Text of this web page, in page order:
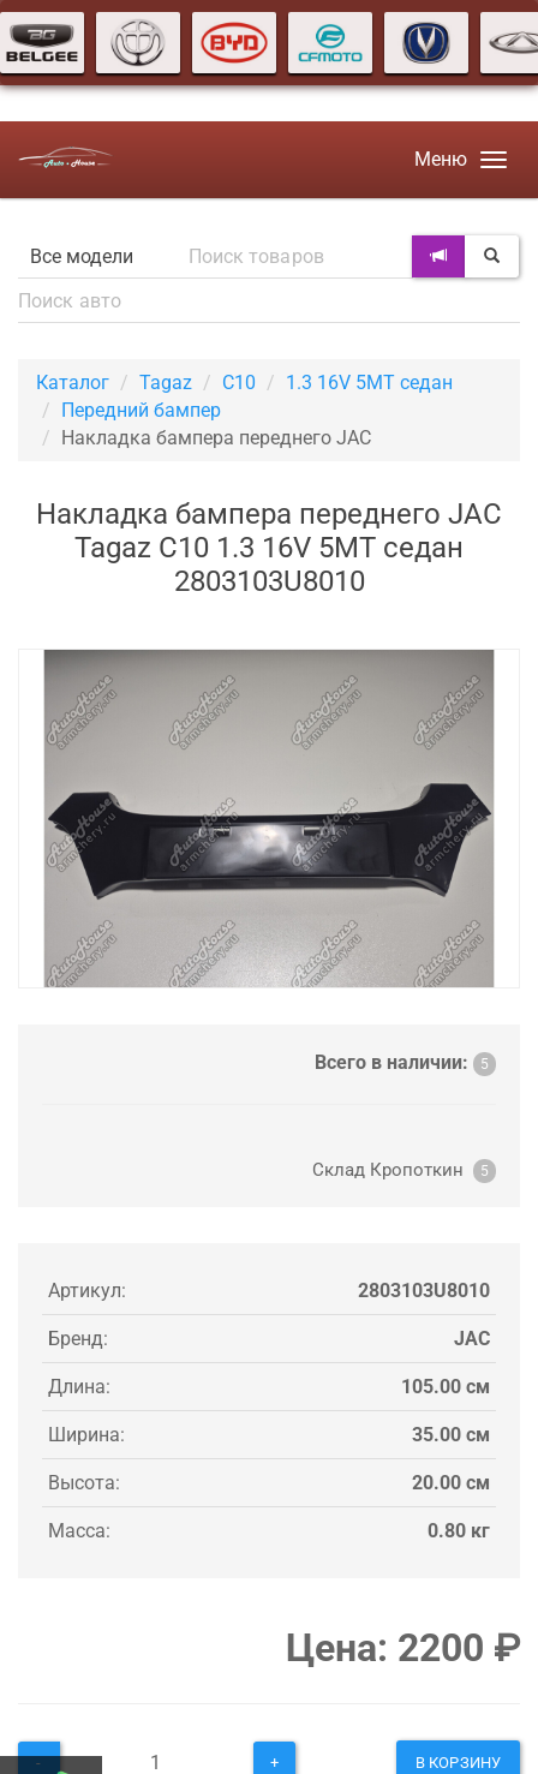
Меню
Каталог Tagaz C10
1.3 16V 5MT седан
Передний бампер
Накладка бампера переднего JAC
Накладка бампера переднего JAC
Tagaz C10 1.3 16V 5MT седан
2803103U8010
Всего в наличии: 5
Склад Кропоткин 5
Артикул: 2803103U8010
Бренд: JAC
Длина: 105.00 см
Ширина: 35.00 см
Высота: 20.00 см
Масса: 0.80 кг
Цена: 2200 ₽
- + В КОРЗИНУ